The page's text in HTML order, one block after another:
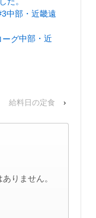
中部・近畿遠
中部・近
給料日の定食 ›
りません。